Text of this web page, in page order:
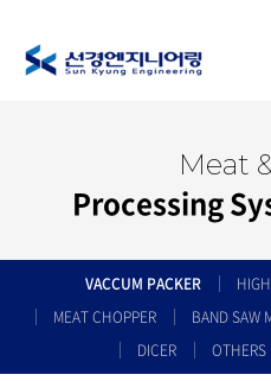
Meat
Processing
VACCUM PACKER
MEAT CHOPPER
BAND SAW
DICER
OTHERS